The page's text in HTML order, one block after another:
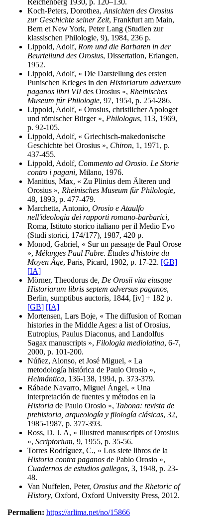
Koch-Peters, Dorothea, Ansichten des Orosius
zur Geschichte seiner Zeit, Frankfurt am Main,
Bern et New York, Peter Lang (Studien zur
klassischen Philologie, 9), 1984, 236 p.
Lippold, Adolf, Rom und die Barbaren in der
Beurteilund des Orosius, Dissertation, Erlangen,
1952.
Lippold, Adolf, « Die Darstellung des ersten
Punischen Krieges in den Historiarum adversum
paganos libri VIIdes Orosius », Rheinisches
Museum für Philologie, 97, 1954, p. 254-286.
Lippold, Adolf, « Orosius, christlicher Apologet
und römischer Bürger », Philologus, 113, 1969,
p. 92-105.
Lippold, Adolf, « Griechisch-makedonische
Geschichte bei Orosius », Chiron, 1, 1971, p.
437-455.
Lippold, Adolf, Commento ad Orosio. Le Storie
contro i pagani, Milano, 1976.
Manitius, Max, « Zu Plinius dem Älteren und
Orosius », Rheinisches Museum für Philologie,
48, 1893, p. 477-479.
Marchetta, Antonio, Orosio e Ataulfo
nell'ideologia dei rapporti romano-barbarici,
Roma, Istituto storico italiano per il Medio Evo
(Studi storici, 174/177), 1987, 420 p.
Monod, Gabriel, « Sur un passage de Paul Orose
», Mélanges Paul Fabre. Études d'histoire du
Moyen Âge, Paris, Picard, 1902, p. 17-22. [GB]
[IA]
Mörner, Theodorus de, De Orosii vita eiusque
Historiarum libris septem adversus paganos,
Berlin, sumptibus auctoris, 1844, [iv] + 182 p.
[GB] [IA]
Mortensen, Lars Boje, « The diffusion of Roman
histories in the Middle Ages: a list of Orosius,
Eutropius, Paulus Diaconus, and Landolfus
Sagax manuscripts », Filologia mediolatina, 6-7,
2000, p. 101-200.
Núñez, Alonso, et José Miguel, « La
metodología histórica de Paulo Orosio »,
Helmántica, 136-138, 1994, p. 373-379.
Rábade Navarro, Miguel Ángel, « Una
interpretación de fuentes y métodos en la
Historia de Paulo Orosio », Tabona: revista de
prehistoria, arqueología y filología clásicas, 32,
1985-1987, p. 377-393.
Ross, D. J. A, « Illustred manuscripts of Orosius
», Scriptorium, 9, 1955, p. 35-56.
Torres Rodríguez, C., « Los siete libros de la
Historia contra paganos de Pablo Orosio »,
Cuadernos de estudios gallegos, 3, 1948, p. 23-
48.
Van Nuffelen, Peter, Orosius and the Rhetoric of
History, Oxford, Oxford University Press, 2012.
Permalien: https://arlima.net/no/15866